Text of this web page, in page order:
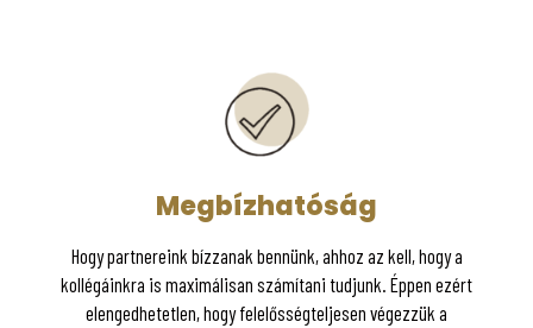
Megbízhatóság
Hogy partnereink bízzanak bennünk, ahhoz az kell, hogy a
kollégáinkra is maximálisan számítani tudjunk. Éppen ezért
elengedhetetlen, hogy felelősségteljesen végezzük a